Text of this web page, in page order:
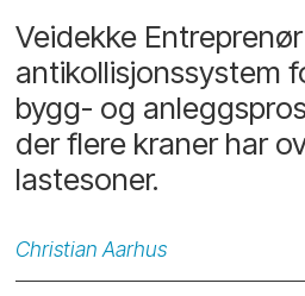
Veidekke
antikollisjonssystem
bygg- og
der flere kraner har
lastesoner.
Christian Aarhus